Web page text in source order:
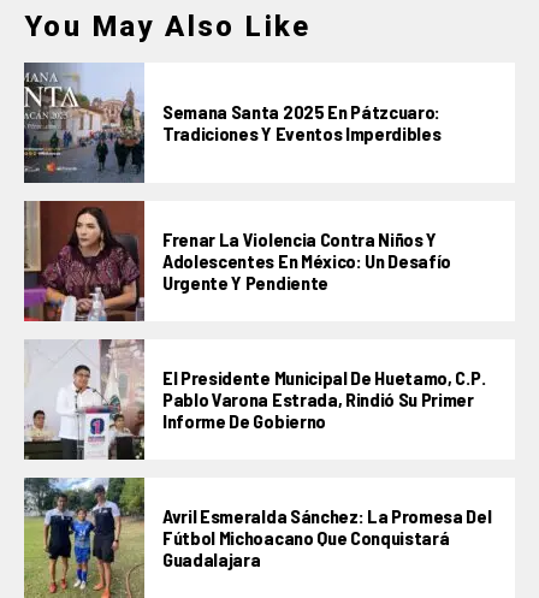
You May Also Like
Semana Santa 2025 En Pátzcuaro:
Tradiciones Y Eventos Imperdibles
Frenar La Violencia Contra Niños Y
Adolescentes En México: Un Desafío
Urgente Y Pendiente
El Presidente Municipal De Huetamo, C.P.
Pablo Varona Estrada, Rindió Su Primer
Informe De Gobierno
Avril Esmeralda Sánchez: La Promesa Del
Fútbol Michoacano Que Conquistará
Guadalajara